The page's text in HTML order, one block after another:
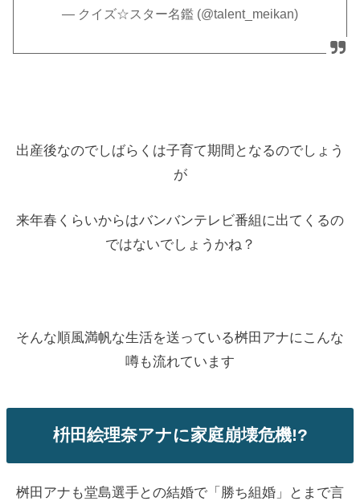
— クイズ☆スター名鑑 (@talent_meikan)
出産後なのでしばらくは子育て期間となるのでしょう
が
来年春くらいからはバンバンテレビ番組に出てくるの
ではないでしょうかね？
そんな順風満帆な生活を送っている桝田アナにこんな
噂も流れています
枡田絵理奈アナに家庭崩壊危機!?
桝田アナも堂島選手との結婚で「勝ち組婚」とまで言